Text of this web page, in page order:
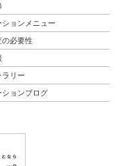
ションメニュー
の必要性
ラリー
ションブログ